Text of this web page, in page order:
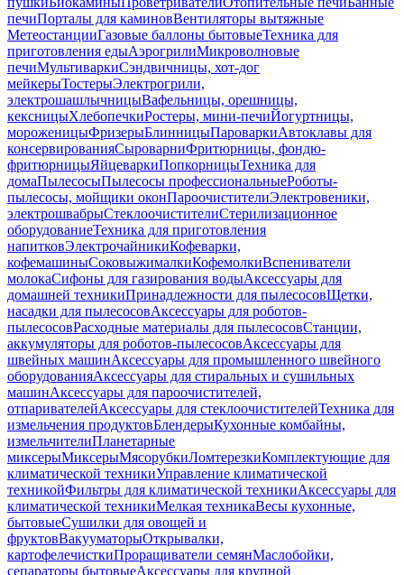
печиПорталы для каминовВентиляторы вытяжные
МетеостанцииГазовые баллоны бытовыеТехника для
приготовления едыАэрогрилиМикроволновые
печиМультиваркиСэндвичницы, хот-дог
мейкерыТостерыЭлектрогрили,
электрошашлычницыВафельницы, орешницы,
кексницыХлебопечкиРостеры, мини-печиЙогуртницы,
мороженицыФризерыБлинницыПароваркиАвтоклавы для
консервированияСыроварниФритюрницы, фондю-
фритюрницыЯйцеваркиПопкорницыТехника для
домаПылесосыПылесосы профессиональныеРоботы-
пылесосы, мойщики оконПароочистителиЭлектровеники,
электрошвабрыСтеклоочистителиСтерилизационное
оборудованиеТехника для приготовления
напитковЭлектрочайникиКофеварки,
кофемашиныСоковыжималкиКофемолкиВспениватели
молокаСифоны для газирования водыАксессуары для
домашней техникиПринадлежности для пылесосовЩетки,
насадки для пылесосовАксессуары для роботов-
пылесосовРасходные материалы для пылесосовСтанции,
аккумуляторы для роботов-пылесосовАксессуары для
швейных машинАксессуары для промышленного швейного
оборудованияАксессуары для стиральных и сушильных
машинАксессуары для пароочистителей,
отпаривателейАксессуары для стеклоочистителейТехника для
измельчения продуктовБлендерыКухонные комбайны,
измельчителиПланетарные
миксерыМиксерыМясорубкиЛомтерезкиКомплектующие для
климатической техникиУправление климатической
техникойФильтры для климатической техникиАксессуары для
климатической техникиМелкая техникаВесы кухонные,
бытовыеСушилки для овощей и
фруктовВакууматорыОткрывалки,
картофелечисткиПроращиватели семянМаслобойки,
сепараторы бытовыеАксессуары для крупной